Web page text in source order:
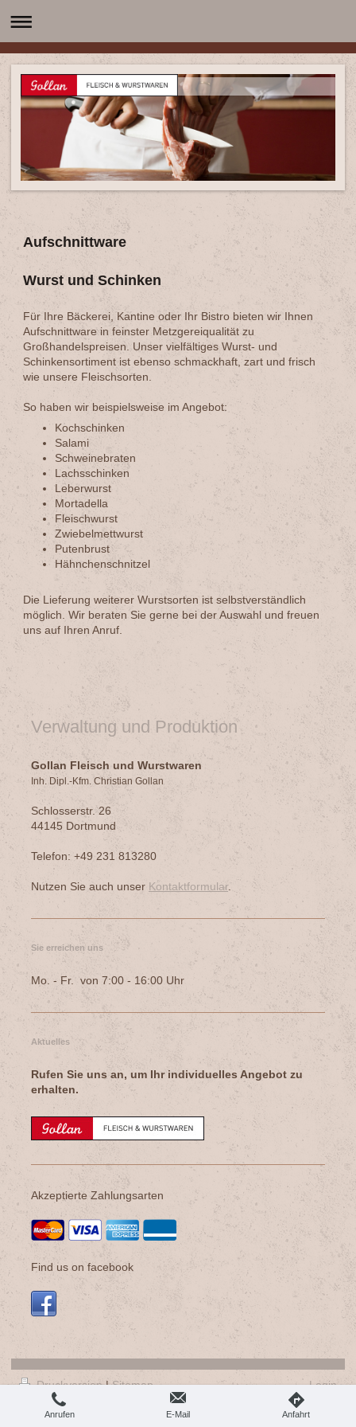
Aufschnittware
Wurst und Schinken
Für Ihre Bäckerei, Kantine oder Ihr Bistro bieten wir Ihnen
Aufschnittware in feinster Metzgereiqualität zu
Großhandelspreisen. Unser vielfältiges Wurst- und
Schinkensortiment ist ebenso schmackhaft, zart und frisch
wie unsere Fleischsorten.
So haben wir beispielsweise im Angebot:
Kochschinken
Salami
Schweinebraten
Lachsschinken
Leberwurst
Mortadella
Fleischwurst
Zwiebelmettwurst
Putenbrust
Hähnchenschnitzel
Die Lieferung weiterer Wurstsorten ist selbstverständlich
möglich. Wir beraten Sie gerne bei der Auswahl und freuen
uns auf Ihren Anruf.
Verwaltung und Produktion
Gollan Fleisch und Wurstwaren
Inh. Dipl.-Kfm. Christian Gollan
Schlosserstr. 26
44145 Dortmund
Telefon: +49 231 813280
Nutzen Sie auch unser Kontaktformular
Sie erreichen uns
Mo. - Fr. von 7:00 - 16:00 Uhr
Aktuelles
Rufen Sie uns an, um Ihr individuelles Angebot zu
erhalten.
Akzeptierte Zahlungsarten
Find us on facebook
Druckversion| Sitemap
© Gollan Fleisch und Wurstwaren
Login
Webansicht
Anrufen E-Mail Anfahrt